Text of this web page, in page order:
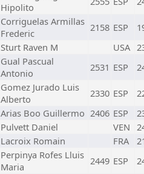
Hipolito
Corriguelas Armillas
Frederic
2158 ESP
Sturt Raven M USA
Gual Pascual
Antonio
2531 ESP
Gomez Jurado Luis
Alberto
2330 ESP
Arias Boo Guillermo 2406 ESP
Pulvett Daniel VEN
Lacroix Romain FRA
Perpinya Rofes Lluis
Maria
2449 ESP